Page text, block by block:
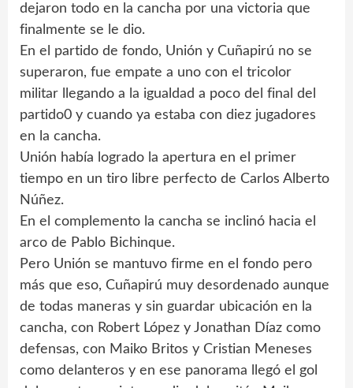
dejaron todo en la cancha por una victoria que
finalmente se le dio.
En el partido de fondo, Unión y Cuñapirú no se
superaron, fue empate a uno con el tricolor
militar llegando a la igualdad a poco del final del
partido0 y cuando ya estaba con diez jugadores
en la cancha.
Unión había logrado la apertura en el primer
tiempo en un tiro libre perfecto de Carlos Alberto
Núñez.
En el complemento la cancha se inclinó hacia el
arco de Pablo Bichinque.
Pero Unión se mantuvo firme en el fondo pero
más que eso, Cuñapirú muy desordenado aunque
de todas maneras y sin guardar ubicación en la
cancha, con Robert López y Jonathan Díaz como
defensas, con Maiko Britos y Cristian Meneses
como delanteros y en ese panorama llegó el gol